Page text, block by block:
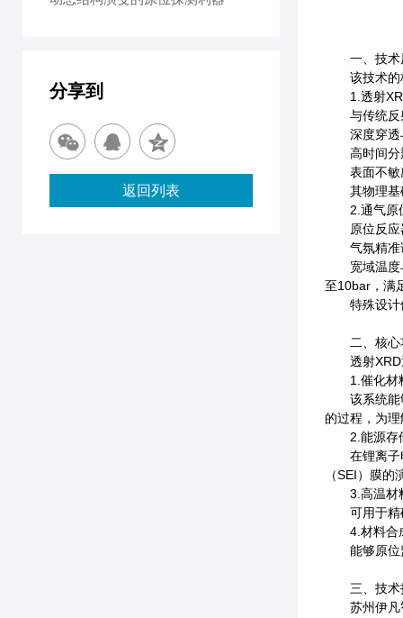
一、技术原
该技术的核
1.透射
与传统反射
深度穿透与
高时间分辨
表面不敏感
其物理基础
2.通气原
原位反应器
气氛精准调
宽域温度与
至10bar，满
特殊设计保
二、核心
透射XRD通
1.催化材
该系统能够
的过程，为
2.能源存
在锂离子电
（SEI）膜
3.高温材
可用于精确
4.材料合
能够原位监
三、技术
苏州伊凡智
分享到
返回列表